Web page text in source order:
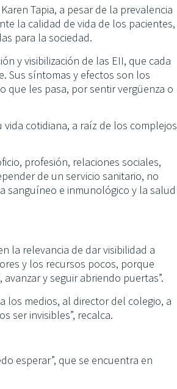
Tapia, a pesar de la prevalencia
la calidad de vida de los pacientes,
para la sociedad.
y visibilización de las EII, que cada
Sus síntomas y efectos son los
les pasa, por sentir vergüenza o
cotidiana, a raíz de los complejos
profesión, relaciones sociales,
de un servicio sanitario, no
sanguíneo e inmunológico y la salud
la relevancia de dar visibilidad a
y los recursos pocos, porque
y seguir abriendo puertas”.
los medios, al director del colegio, a
ser invisibles”, recalca.
esperar”, que se encuentra en